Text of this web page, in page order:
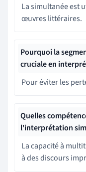
La simultanée est
œuvres littéraires.
Pourquoi la
cruciale en
Pour éviter les
Quelles
l'interprétation
La capacité à
à des discours